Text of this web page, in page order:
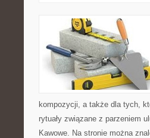
kompozycji, a także dla tych,
rytuały związane z parzeniem
Kawowe. Na stronie można